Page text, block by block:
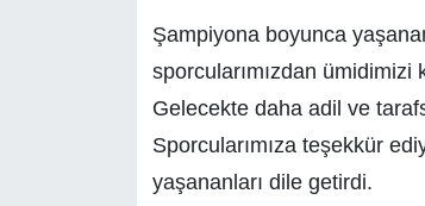
Şampiyona boyunca
sporcularımızdan ümidimizi
Gelecekte daha adil ve
Sporcularımıza teşekkür
yaşananları dile getirdi.